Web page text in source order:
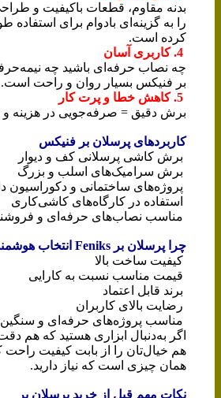
بدنه مقاوم، قطعات باکیفیت و
را به گزینه‌ای بادوام برای استفاده
کرده است.
چه نصاب حرفه‌ای باشید چه
بر فنیکس بسیار روان و راحت است.
برش دقیق = صرفه‌جویی در هزینه و
کاربردهای پرسلان بر فنیکس
برش کاشی پرسلانی کف و دیوار
برش سرامیک‌های اسلب و بزرگ
پروژه‌های ساختمانی و دکوراسیون
استفاده در کارگاه‌های کاشی‌کاری
مناسب نصاب‌های حرفه‌ای و
چرا پرسلان بر Feniks انتخاب هوشمندانه‌ای است؟
کیفیت ساخت بالا
قیمت مناسب نسبت به کارایی
برند قابل اعتماد
رضایت بالای کاربران
مناسب پروژه‌های حرفه‌ای و سنگین
اگر به‌دنبال ابزاری هستید که هم
هم خیال‌تان را از بابت کیفیت راحت
همان چیزی است که نیاز دارید.
نکات مهم قبل از خرید پرسلان بر